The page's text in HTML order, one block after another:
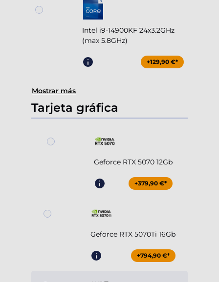
Intel i9-14900KF 24x3.2GHz
(max 5.8GHz)
+129,90 €*
Mostrar más
Tarjeta gráfica
Geforce RTX 5070 12Gb
+379,90 €*
Geforce RTX 5070Ti 16Gb
+794,90 €*